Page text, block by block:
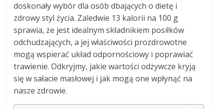
doskonały wybór dla osób dbających o dietę i
zdrowy styl życia. Zaledwie 13 kalorii na 100 g
sprawia, że jest idealnym składnikiem posiłków
odchudzających, a jej właściwości prozdrowotne
mogą wspierać układ odpornościowy i poprawiać
trawienie. Odkryjmy, jakie wartości odżywcze kryją
się w sałacie masłowej i jak mogą one wpłynąć na
nasze zdrowie.